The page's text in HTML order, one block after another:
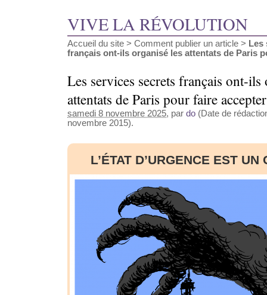
VIVE LA RÉVOLUTION
Accueil du site > Comment publier un article > Les
français ont-ils organisé les attentats de Paris
Les services secrets français ont-ils
attentats de Paris pour faire
samedi 8 novembre 2025, par do (Date de
novembre 2015).
L’ÉTAT D’URGENCE EST UN